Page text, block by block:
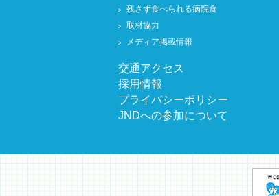
残さず食べられる病院食
取材協力
メディア掲載情報
交通アクセス
採用情報
プライバシーポリシー
JNDへの参加について